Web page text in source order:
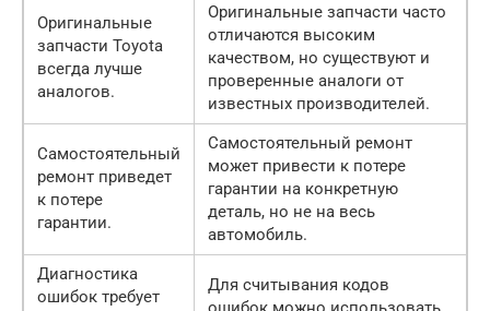
Оригинальные
запчасти Toyota
всегда лучше
аналогов.
Оригинальные запчасти часто
отличаются высоким
качеством, но существуют и
проверенные аналоги от
известных производителей.
Самостоятельный
ремонт приведет
к потере
гарантии.
Самостоятельный ремонт
может привести к потере
гарантии на конкретную
деталь, но не на весь
автомобиль.
Диагностика
ошибок требует
Для считывания кодов